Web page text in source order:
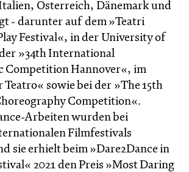
Österreich, Dänemark und
- darunter auf dem »Teatri
Festival«, in der University of
»34th International
Competition Hannover«, im
Teatro« sowie bei der »The 15th
Competition«.
Arbeiten wurden bei
Filmfestivals
sie erhielt beim »Dare2Dance in
2021 den Preis »Most Daring